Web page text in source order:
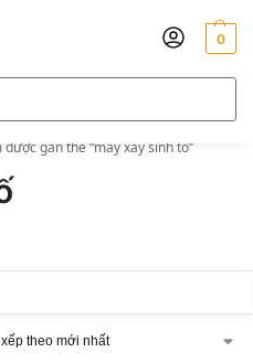
0
được gắn thẻ “máy xay sinh tố”